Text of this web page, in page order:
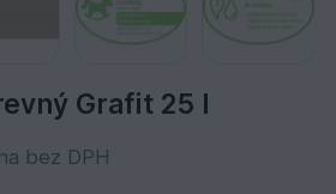
Grafit 25 l
bez DPH